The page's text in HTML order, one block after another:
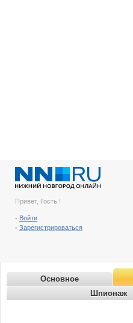
Привет, Гость !
- Войти
- Зарегистрироваться
Основное
Шпионаж